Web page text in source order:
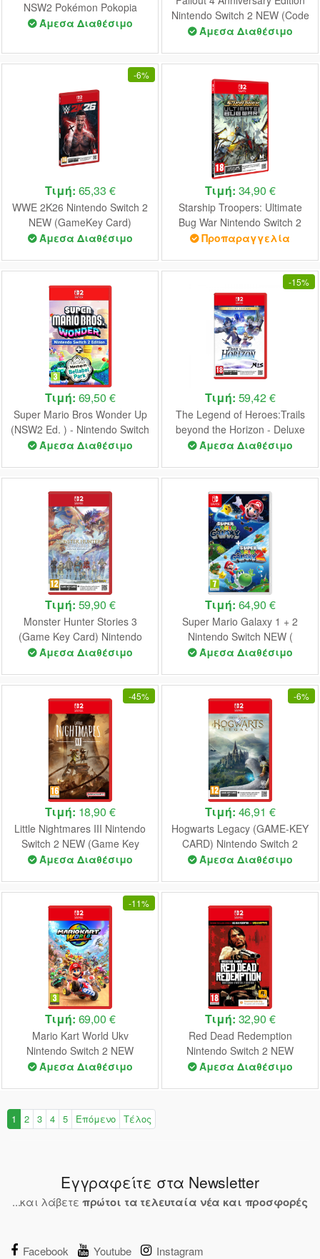
NSW2 Pokémon Pokopia
Άμεσα Διαθέσιμο
Nintendo Switch 2 NEW (Code
in a Box)
Άμεσα Διαθέσιμο
-6%
Τιμή: 65,33 €
WWE 2K26 Nintendo Switch 2
NEW (GameKey Card)
Άμεσα Διαθέσιμο
Τιμή: 34,90 €
Starship Troopers: Ultimate
Bug War Nintendo Switch 2
NEW (Game-Key Card)
Προπαραγγελία
Τιμή: 69,50 €
Super Mario Bros Wonder Up
(NSW2 Ed. ) - Nintendo Switch
2 NEW
Άμεσα Διαθέσιμο
-15%
Τιμή: 59,42 €
The Legend of Heroes:Trails
beyond the Horizon - Deluxe
Edition (Game Key Card)
Άμεσα Διαθέσιμο
Τιμή: 59,90 €
Monster Hunter Stories 3
(Game Key Card) Nintendo
Switch 2 NEW
Άμεσα Διαθέσιμο
Τιμή: 64,90 €
Super Mario Galaxy 1 + 2
Nintendo Switch NEW (
Nintendo Switch 2 Upgradable
Άμεσα Διαθέσιμο
-45%
Τιμή: 18,90 €
Little Nightmares III Nintendo
Switch 2 NEW (Game Key
Card)
Άμεσα Διαθέσιμο
-6%
Τιμή: 46,91 €
Hogwarts Legacy (GAME-KEY
CARD) Nintendo Switch 2
NEW
Άμεσα Διαθέσιμο
-11%
Τιμή: 69,00 €
Mario Kart World Ukv
Nintendo Switch 2 NEW
Άμεσα Διαθέσιμο
Τιμή: 32,90 €
Red Dead Redemption
Nintendo Switch 2 NEW
(CODE IN A BOX)
Άμεσα Διαθέσιμο
1 2 3 4 5 Επόμενο Τέλος
Εγγραφείτε στα Newsletter
...και λάβετε πρώτοι τα τελευταία νέα και προσφορές
Facebook Youtube Instagram